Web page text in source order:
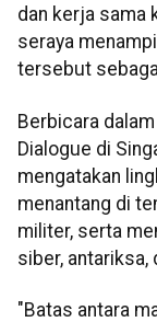
dan kerja sama
seraya
tersebut
Berbicara
Dialogue di
mengatakan
menantang di
militer, serta
siber, antariksa,
"Batas antara